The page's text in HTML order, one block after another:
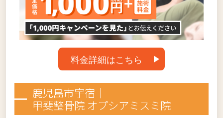
料金詳細はこちら
鹿児島市宇宿｜
甲斐整骨院 オプシアミスミ院